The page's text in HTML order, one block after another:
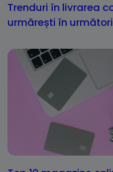
Trenduri în livrarea
urmărești în